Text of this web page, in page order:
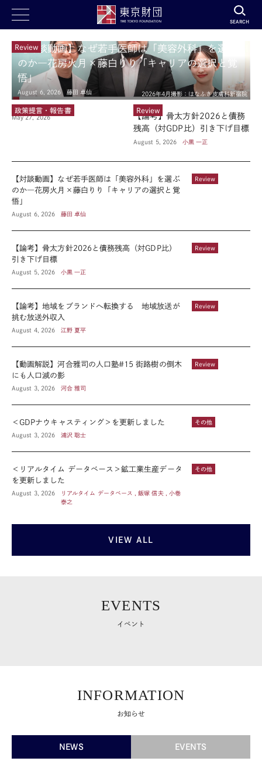
SEARCH
Review
2026年4月撮影：はなふさ皮膚科新宿院
【対談動画】なぜ若手医師は「美容外科」を選ぶ
のか―花房火月×藤白りり「キャリアの選択と覚
悟」
August 6, 2026 藤田 卓仙
政策提言・報告書
May 27, 2026
Review
【論考】骨太方針2026と債務
残高（対GDP比）引き下げ目標
August 5, 2026 小黒 一正
Review
【対談動画】なぜ若手医師は「美容外科」を選ぶ
のか―花房火月×藤白りり「キャリアの選択と覚
悟」
August 6, 2026 藤田 卓仙
Review
【論考】骨太方針2026と債務残高（対GDP比）
引き下げ目標
August 5, 2026 小黒 一正
Review
【論考】地域をブランドへ転換する 地域放送が
挑む放送外収入
August 4, 2026 江野 夏平
Review
【動画解説】河合雅司の人口塾#15 街路樹の倒木
にも人口減の影
August 3, 2026 河合 雅司
その他
＜GDPナウキャスティング＞を更新しました
August 3, 2026 浦沢 聡士
その他
＜リアルタイム データベース＞鉱工業生産データ
を更新しました
August 3, 2026
リアルタイム データベース , 飯塚 信夫 , 小巻
泰之
VIEW ALL
EVENTS
イベント
INFORMATION
お知らせ
NEWS EVENTS